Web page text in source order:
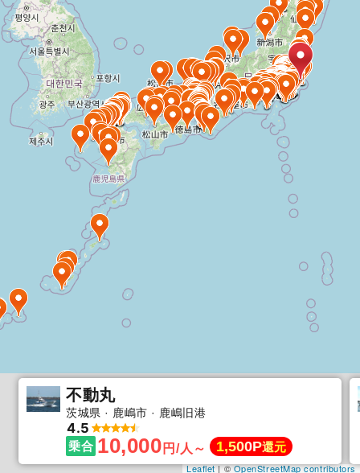
Leaflet| ©OpenStreetMap contributors
不動丸
茨城県 鹿嶋市 鹿嶋旧港
4.5
乗合 10,000 円/人～ 1,500P還元